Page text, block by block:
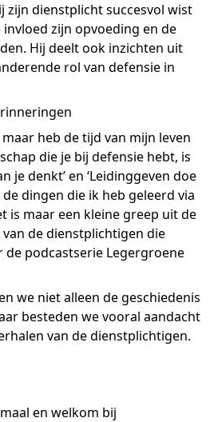
zijn dienstplicht succesvol wist
zijn opvoeding en de
Hij deelt ook inzichten uit
rol van defensie in
heb de tijd van mijn leven
die je bij defensie hebt, is
je denkt’ en ‘Leidinggeven doe
dingen die ik heb geleerd via
is maar een kleine greep uit de
de dienstplichtigen die
podcastserie Legergroene
we niet alleen de geschiedenis
besteden we vooral aandacht
van de dienstplichtigen.
en welkom bij